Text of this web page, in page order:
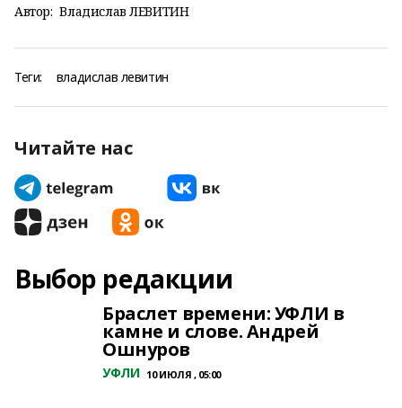
Автор: Владислав ЛЕВИТИН
Теги: владислав левитин
Читайте нас
Выбор редакции
Браслет времени: УФЛИ в
камне и слове. Андрей
Ошнуров
УФЛИ 10 ИЮЛЯ , 05:00